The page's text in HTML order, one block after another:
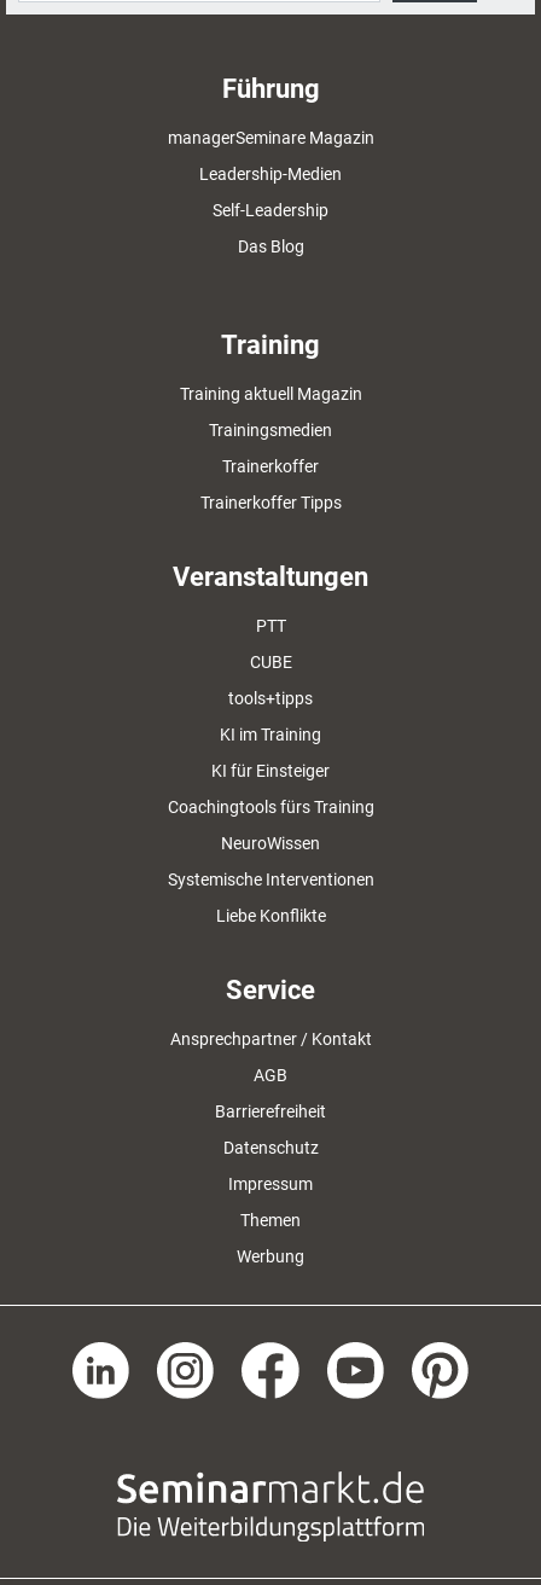
Führung
managerSeminare Magazin
Leadership-Medien
Self-Leadership
Das Blog
Training
Training aktuell Magazin
Trainingsmedien
Trainerkoffer
Trainerkoffer Tipps
Veranstaltungen
PTT
CUBE
tools+tipps
KI im Training
KI für Einsteiger
Coachingtools fürs Training
NeuroWissen
Systemische Interventionen
Liebe Konflikte
Service
Ansprechpartner / Kontakt
AGB
Barrierefreiheit
Datenschutz
Impressum
Themen
Werbung